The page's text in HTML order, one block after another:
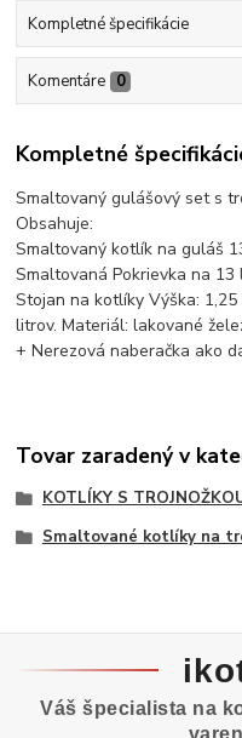
Kompletné špecifikácie
Komentáre 0
Kompletné
Smaltovaný gulášový set s
Obsahuje:
Smaltovaný kotlík na guláš
Smaltovaná Pokrievka na 13
Stojan na kotlíky Výška:
litrov. Materiál: lakované
+ Nerezová naberačka ako
Tovar zaradený v
KOTLÍKY S
Smaltované kotlíky na
Váš špecialista na